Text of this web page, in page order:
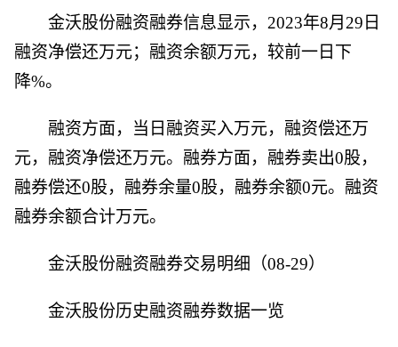
金沃股份融资融券信息显示，2023年8月29日
融资净偿还万元；融资余额万元，较前一日下
降%。
融资方面，当日融资买入万元，融资偿还万
元，融资净偿还万元。融券方面，融券卖出0股，
融券偿还0股，融券余量0股，融券余额0元。融资
融券余额合计万元。
金沃股份融资融券交易明细（08-29）
金沃股份历史融资融券数据一览